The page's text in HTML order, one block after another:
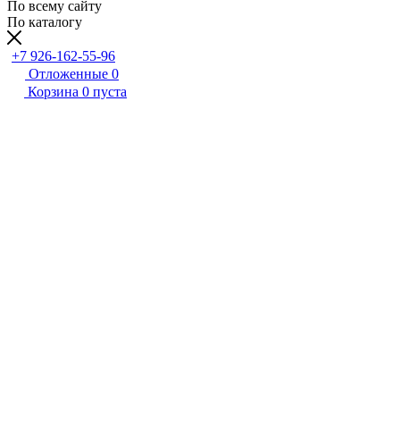
По всему сайту
По каталогу
+7 926-162-55-96
Отложенные 0
Корзина 0 пуста